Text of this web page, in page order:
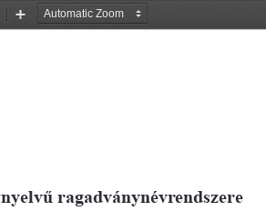
Zoom
ragadványnévrendszere